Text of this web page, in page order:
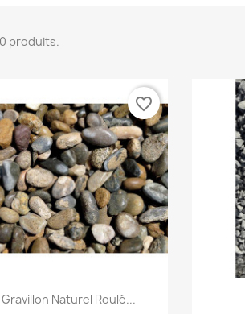
produits.
Aperçu rapide
Gravillon Naturel Roulé...
favorite_border